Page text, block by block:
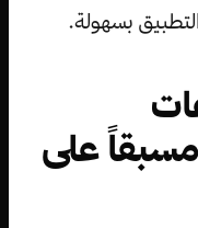
بسهولة.
على